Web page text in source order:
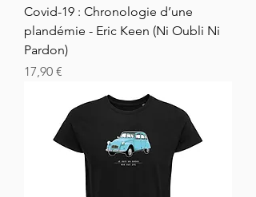
Covid-19 : Chronologie d’une
plandémie - Eric Keen (Ni Oubli Ni
Pardon)
Prix
17,90 €